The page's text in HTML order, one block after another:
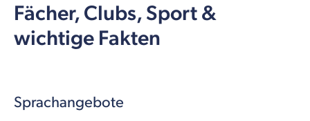
Fächer, Clubs, Sport &
wichtige Fakten
Sprachangebote